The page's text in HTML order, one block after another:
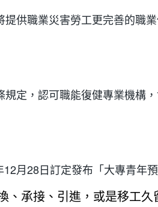
供職業災害勞工更完善的職
定，認可職能復健專業機構
月28日訂定發布「大專青年
承接、引進，或是移工